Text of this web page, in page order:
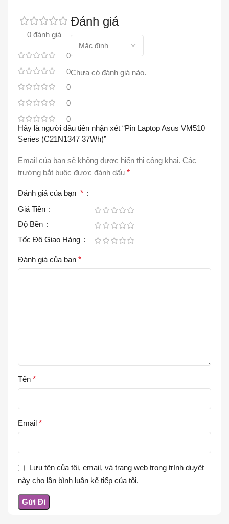
0 đánh giá
0
0
0
0
0
Đánh giá
Chưa có đánh giá nào.
Hãy là người đầu tiên nhận xét “Pin Laptop Asus VM510
Series (C21N1347 37Wh)”
Email của bạn sẽ không được hiển thị công khai. Các
trường bắt buộc được đánh dấu *
Đánh giá của bạn *
Giá Tiền
Độ Bền
Tốc Độ Giao Hàng
Đánh giá của bạn *
Tên *
Email *
Lưu tên của tôi, email, và trang web trong trình duyệt
này cho lần bình luận kế tiếp của tôi.